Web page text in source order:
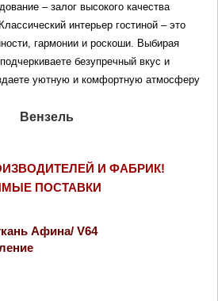
– залог высокого качества
интерьер гостиной – это
гармонии и роскоши. Выбирая
безупречный вкус и
уютную и комфортную атмосферу
И ФАБРИК!
ПОСТАВКИ
Афина/ V64